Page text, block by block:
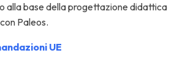
alla base della progettazione didattica
Paleos.
UE